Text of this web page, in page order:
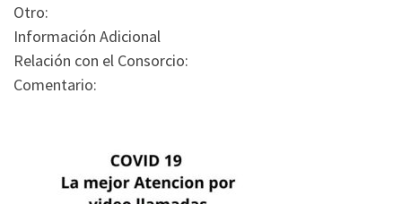
Otro:
Información Adicional
Relación con el Consorcio:
Comentario: